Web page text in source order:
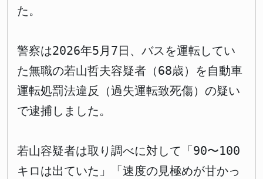
た。
警察は2026年5月7日、バスを運転してい
た無職の若山哲夫容疑者（68歳）を自動車
運転処罰法違反（過失運転致死傷）の疑い
で逮捕しました。
若山容疑者は取り調べに対して「90〜100
キロは出ていた」「速度の見極めが甘かっ